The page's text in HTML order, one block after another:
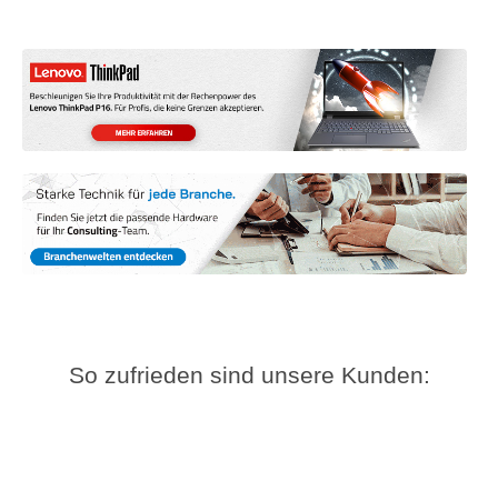
So zufrieden sind unsere Kunden: